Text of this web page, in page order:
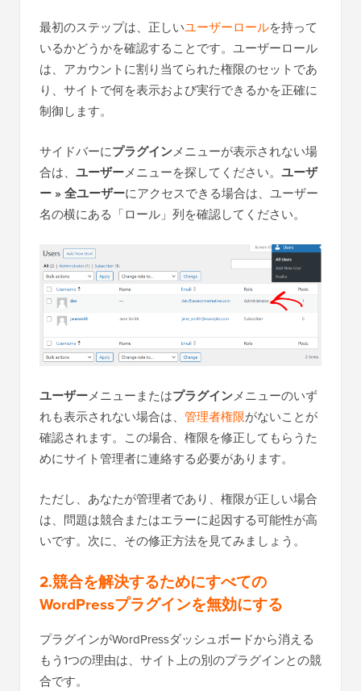
最初のステップは、正しいユーザーロールを持って
いるかどうかを確認することです。ユーザーロール
は、アカウントに割り当てられた権限のセットであ
り、サイトで何を表示および実行できるかを正確に
制御します。
サイドバーにプラグインメニューが表示されない場
合は、 ユーザーメニューを探してください。 ユーザ
ー » 全ユーザーにアクセスできる場合は、ユーザー
名の横にある「ロール」列を確認してください。
ユーザーメニューまたはプラグインメニューのいず
れも表示されない場合は、 管理者権限がないことが
確認されます。この場合、権限を修正してもらうた
めにサイト管理者に連絡する必要があります。
ただし、あなたが管理者であり、権限が正しい場合
は、問題は競合またはエラーに起因する可能性が高
いです。次に、その修正方法を見てみましょう。
2.競合を解決するためにすべての
WordPressプラグインを無効にする
プラグインがWordPressダッシュボードから消える
もう1つの理由は、サイト上の別のプラグインとの競
合です。